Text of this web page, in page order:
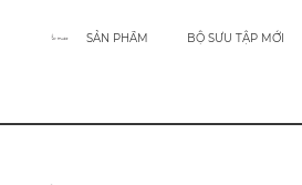
SẢN PHẨM BỘ SƯU TẬP MỚI